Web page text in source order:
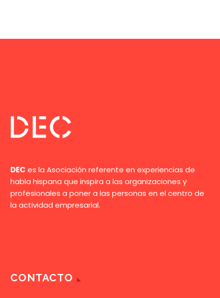
DEC es la Asociación referente en experiencias de
habla hispana que inspira a las organizaciones y
profesionales a poner a las personas en el centro de
la actividad empresarial.
CONTACTO